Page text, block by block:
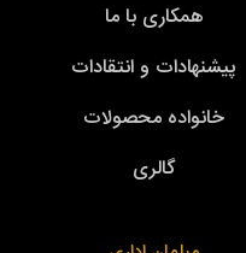
همکاری با ما
پیشنهادات و انتقادات
خانواده محصولات
گالری